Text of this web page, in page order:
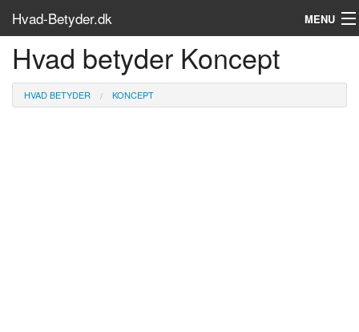
Hvad-Betyder.dk MENU
Om siden
Søg...
Hvad betyder Koncept
HVAD BETYDER KONCEPT